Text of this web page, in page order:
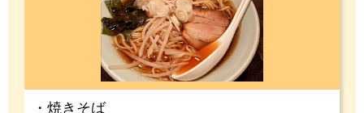
・焼きそば